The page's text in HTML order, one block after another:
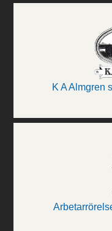
K A Almgren